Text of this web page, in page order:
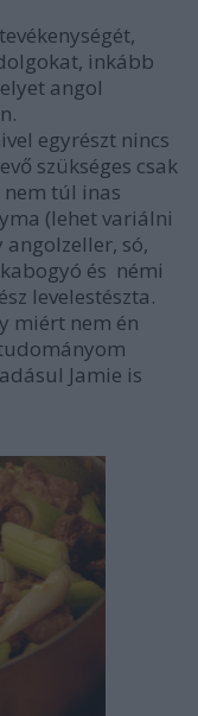
inkább
angol
egyrészt nincs
szükséges csak
nem túl inas
(lehet variálni
angolzeller, só,
és némi
levelestészta.
miért nem én
Jamie is